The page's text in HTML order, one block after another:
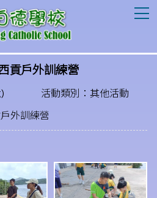
貢戶外訓練營
活動類別：其他活動
外訓練營